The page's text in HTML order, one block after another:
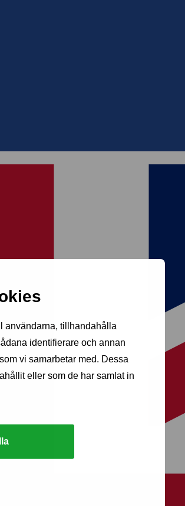
användarna, tillhandahålla
identifierare och annan
vi samarbetar med. Dessa
eller som de har samlat in